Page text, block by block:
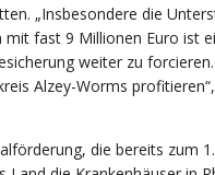
„Insbesondere die
mit fast 9 Millionen Euro ist
weiter zu
Alzey-Worms
die bereits zum